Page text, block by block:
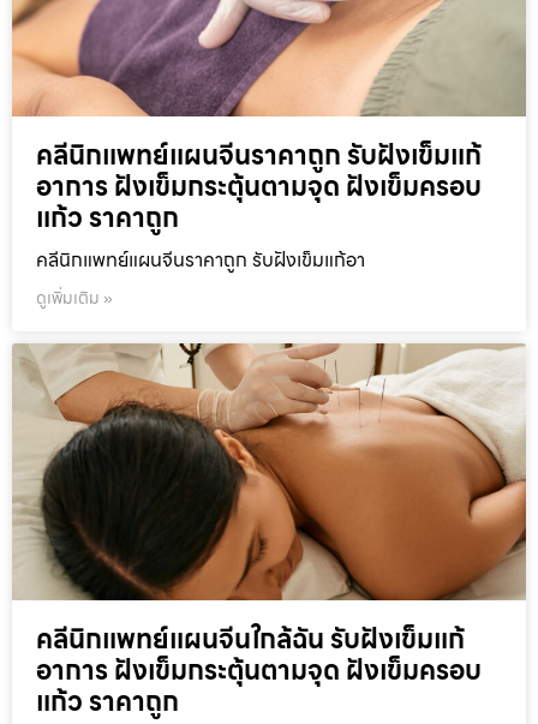
คลีนิกแพทย์แผนจีนราคาถูก รับฝังเข็มแก้
อาการ ฝังเข็มกระตุ้นตามจุด ฝังเข็มครอบ
แก้ว ราคาถูก
คลีนิกแพทย์แผนจีนราคาถูก รับฝังเข็มแก้อา
ดูเพิ่มเติม »
คลีนิกแพทย์แผนจีนใกล้ฉัน รับฝังเข็มแก้
อาการ ฝังเข็มกระตุ้นตามจุด ฝังเข็มครอบ
แก้ว ราคาถูก